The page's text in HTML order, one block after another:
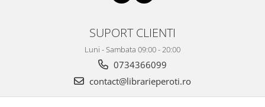
SUPORT CLIENTI
Luni - Sambata 09:00 - 20:00
0734366099
contact@librarieperoti.ro